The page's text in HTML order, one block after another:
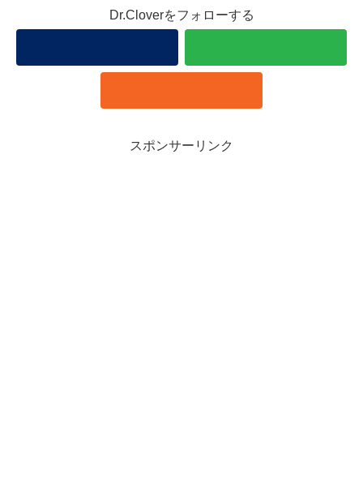
Dr.Cloverをフォローする
スポンサーリンク